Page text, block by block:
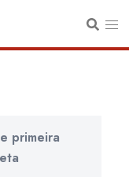
primeira